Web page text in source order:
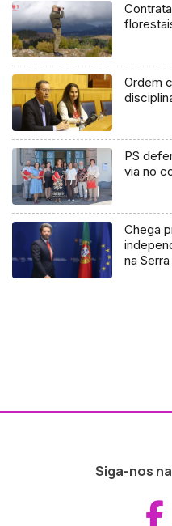
Ordem
PS
via no
Chega
na
Siga-nos